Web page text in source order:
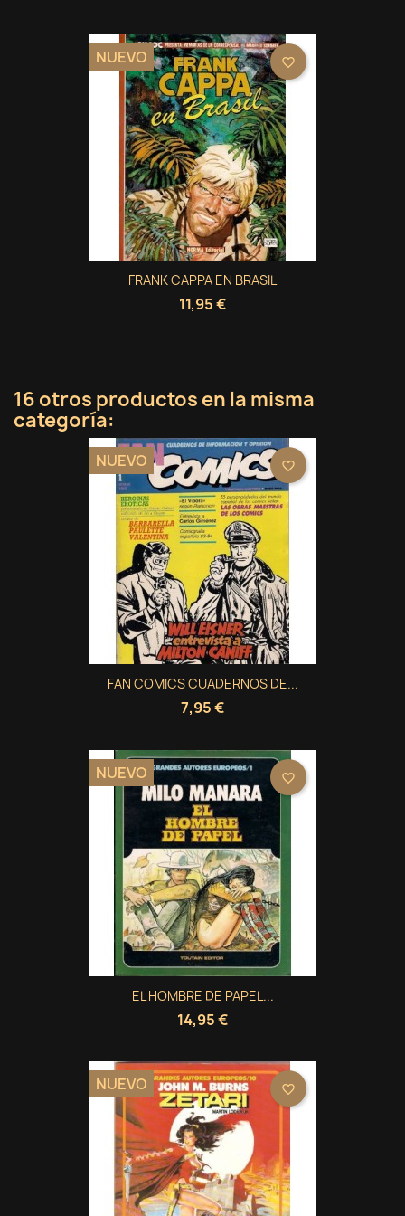
FRANK CAPPA EN BRASIL
11,95 €
NUEVO favorite_border
16 otros productos en la misma
categoría:
FAN COMICS CUADERNOS DE...
7,95 €
NUEVO favorite_border
EL HOMBRE DE PAPEL...
14,95 €
NUEVO favorite_border
NUEVO favorite_border